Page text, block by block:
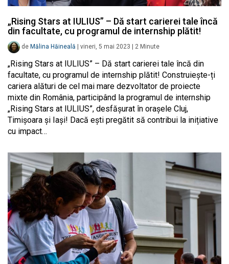
„Rising Stars at IULIUS” – Dă start carierei tale încă
din facultate, cu programul de internship plătit!
de Mălina Hăineală vineri, 5 mai 2023 2 Minute
„Rising Stars at IULIUS” – Dă start carierei tale încă din
facultate, cu programul de internship plătit! Construiește-ți
cariera alături de cel mai mare dezvoltator de proiecte
mixte din România, participând la programul de internship
„Rising Stars at IULIUS”, desfășurat în orașele Cluj,
Timișoara și Iași! Dacă ești pregătit să contribui la inițiative
cu impact…